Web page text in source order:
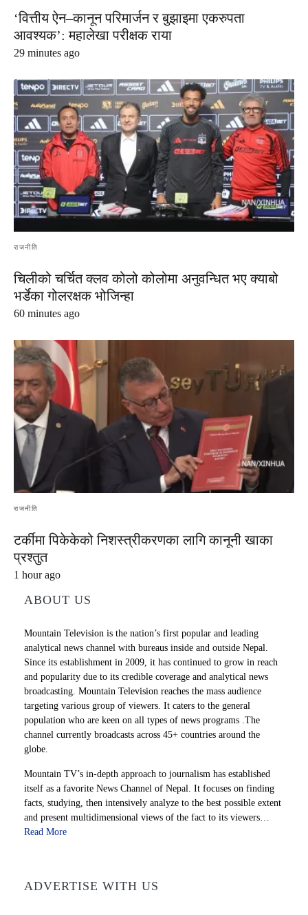
‘वित्तीय ऐन–कानून परिमार्जन र बुझाइमा एकरुपता
आवश्यक’: महालेखा परीक्षक राया
29 minutes ago
राजनीति
चिलीको चर्चित क्लव कोलो कोलोमा अनुवन्धित भए क्याबो
भर्डेका गोलरक्षक भोजिन्हा
60 minutes ago
राजनीति
टर्कीमा पिकेकेको निशस्त्रीकरणका लागि कानूनी खाका
प्रश्तुत
1 hour ago
ABOUT US
Mountain Television is the nation’s first popular and leading
analytical news channel with bureaus inside and outside Nepal.
Since its establishment in 2009, it has continued to grow in reach
and popularity due to its credible coverage and analytical news
broadcasting. Mountain Television reaches the mass audience
targeting various group of viewers. It caters to the general
population who are keen on all types of news programs .The
channel currently broadcasts across 45+ countries around the
globe.
Mountain TV’s in-depth approach to journalism has established
itself as a favorite News Channel of Nepal. It focuses on finding
facts, studying, then intensively analyze to the best possible extent
and present multidimensional views of the fact to its viewers…
Read More
ADVERTISE WITH US